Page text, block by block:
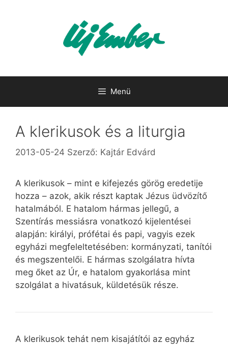
Menü
A klerikusok és a liturgia
2013-05-24 Szerző: Kajtár Edvárd
A klerikusok – mint e kifejezés görög eredetije
hozza – azok, akik részt kaptak Jézus üdvözítő
hatalmából. E hatalom hármas jellegű, a
Szentírás messiásra vonatkozó kijelentései
alapján: királyi, prófétai és papi, vagyis ezek
egyházi megfeleltetésében: kormányzati, tanítói
és megszentelői. E hármas szolgálatra hívta
meg őket az Úr, e hatalom gyakorlása mint
szolgálat a hivatásuk, küldetésük része.
A klerikusok tehát nem kisajátítói az egyház